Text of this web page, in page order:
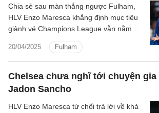
20/04/2025 Fulham
Chia sẻ sau màn thắng ngược Fulham,
HLV Enzo Maresca khẳng định mục tiêu
giành vé Champions League vẫn nằm
trong tầm kiểm soát.
Chelsea chưa nghĩ tới chuyện gia
Jadon Sancho
HLV Enzo Maresca từ chối trả lời về khả